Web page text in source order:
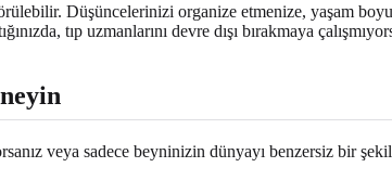
Düşüncelerinizi organize etmenize, yaşam
tıp uzmanlarını devre dışı bırakmaya
veya sadece beyninizin dünyayı benzersiz bir